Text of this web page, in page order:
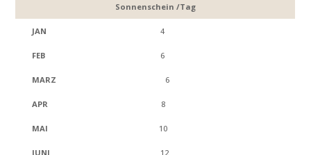
Sonnenschein /Tag
4
6
6
8
10
12